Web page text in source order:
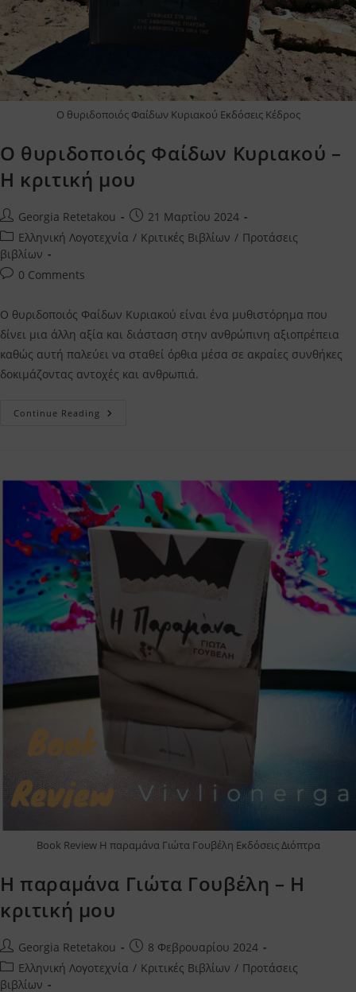
Ο θυριδοποιός Φαίδων Κυριακού Εκδόσεις Κέδρος
Ο θυριδοποιός Φαίδων Κυριακού –
Η κριτική μου
Post
author:
Georgia Retetakou
Post
published:
21 Μαρτίου 2024
Post
category:
Ελληνική Λογοτεχνία / Κριτικές Βιβλίων / Προτάσεις
βιβλίων
Post0 Comments
Ο θυριδοποιός Φαίδων Κυριακού είναι ένα μυθιστόρημα που
δίνει μια άλλη αξία και διάσταση στην ανθρώπινη αξιοπρέπεια
καθώς αυτή παλεύει να σταθεί όρθια μέσα σε ακραίες συνθήκες
δοκιμάζοντας αντοχές και ανθρωπιά.
Continue Reading Ο
Κριτική
Book Review Η παραμάνα Γιώτα Γουβέλη Εκδόσεις Διόπτρα
Η παραμάνα Γιώτα Γουβέλη – Η
κριτική μου
Post
author:
Georgia Retetakou
Post
published:
8 Φεβρουαρίου 2024
Post
category:
Ελληνική Λογοτεχνία / Κριτικές Βιβλίων / Προτάσεις
βιβλίων